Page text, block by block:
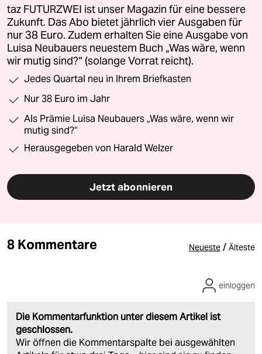
taz FUTURZWEI ist unser Magazin für eine bessere
Zukunft. Das Abo bietet jährlich vier Ausgaben für
nur 38 Euro. Zudem erhalten Sie eine Ausgabe von
Luisa Neubauers neuestem Buch „Was wäre, wenn
wir mutig sind?“ (solange Vorrat reicht).
Jedes Quartal neu in Ihrem Briefkasten
Nur 38 Euro im Jahr
Als Prämie Luisa Neubauers „Was wäre, wenn wir
mutig sind?“
Herausgegeben von Harald Welzer
Jetzt abonnieren
8 Kommentare Neueste / Älteste
Die Kommentarfunktion unter diesem Artikel ist
geschlossen.
Wir öffnen die Kommentarspalte bei ausgewählten
einloggen